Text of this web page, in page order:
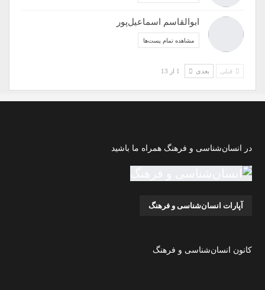
ابوالقاسم اسماعیل‌پور
مشاهده تمام پست‌ها
قبلی بعدی
در انسان‌شناسی و فرهنگ همراه ما باشید
آپارات انسان‌شناسی و فرهنگ
کانون انسان‌شناسی و فرهنگ